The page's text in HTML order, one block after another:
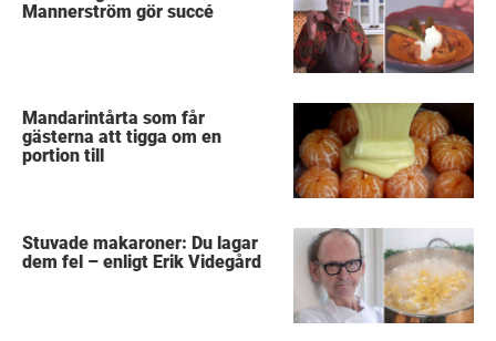
Mannerström gör succé
Mandarintårta som får
gästerna att tigga om en
portion till
Stuvade makaroner: Du lagar
dem fel – enligt Erik Videgård